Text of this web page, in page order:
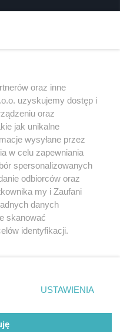
sięz nami
oraz inne
uzyskujemy dostęp i
oraz
jak unikalne
wysyłane przez
w celu zapewniania
spersonalizowanych
odbiorców oraz
my i Zaufani
danych
skanować
identyfikacji.
ustawień prywatności
strony
wymagają zgody
się takiemu
USTAWIENIA